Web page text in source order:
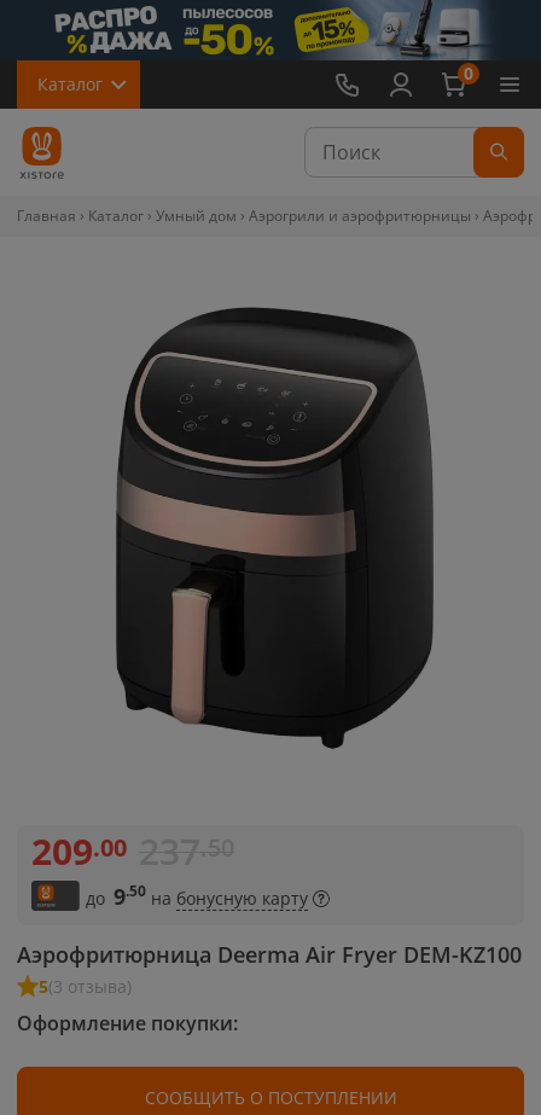
Каталог 0
Главная Каталог Умный дом Аэрогрили и аэрофритюрницы
Аэрофритюрница Deerma Air Fryer DEM-KZ100
5(3 отзыва)
209.00
до 9.50 на бонусную карту
Оформление покупки:
СООБЩИТЬ О ПОСТУПЛЕНИИ